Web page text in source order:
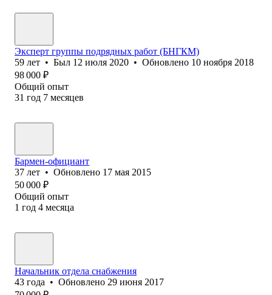
Эксперт группы подрядных работ (БНГКМ)
59 лет • Был 12 июля 2020 • Обновлено 10 ноября 2018
98 000 ₽
Общий опыт
31 год 7 месяцев
Бармен-официант
37 лет • Обновлено 17 мая 2015
50 000 ₽
Общий опыт
1 год 4 месяца
Начальник отдела снабжения
43 года • Обновлено 29 июня 2017